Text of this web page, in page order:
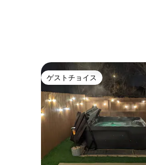
ゲストチョイス
ゲストチョイス